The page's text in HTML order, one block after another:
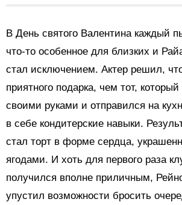
В День святого Валентина каждый
что-то особенное для близких и
стал исключением. Актер решил,
приятного подарка, чем тот,
своими руками и отправился на
в себе кондитерские навыки.
стал торт в форме сердца,
ягодами. И хоть для первого раза
получился вполне приличным,
упустил возможности бросить